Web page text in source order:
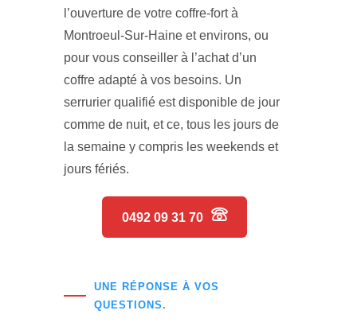
l’ouverture de votre coffre-fort à
Montroeul-Sur-Haine et environs, ou
pour vous conseiller à l’achat d’un
coffre adapté à vos besoins. Un
serrurier qualifié est disponible de jour
comme de nuit, et ce, tous les jours de
la semaine y compris les weekends et
jours fériés.
0492 09 31 70
UNE RÉPONSE À VOS
QUESTIONS.